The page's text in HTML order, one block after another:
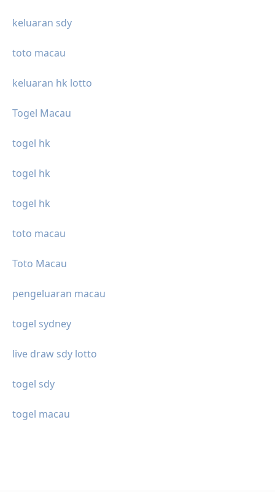
keluaran sdy
toto macau
keluaran hk lotto
Togel Macau
togel hk
togel hk
togel hk
toto macau
Toto Macau
pengeluaran macau
togel sydney
live draw sdy lotto
togel sdy
togel macau